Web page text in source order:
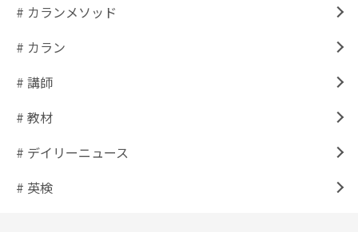
# カランメソッド
# カラン
# 講師
# 教材
# デイリーニュース
# 英検